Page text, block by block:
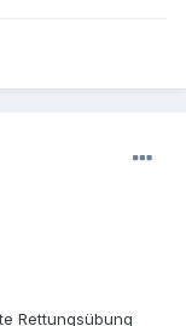
Rettungsübung